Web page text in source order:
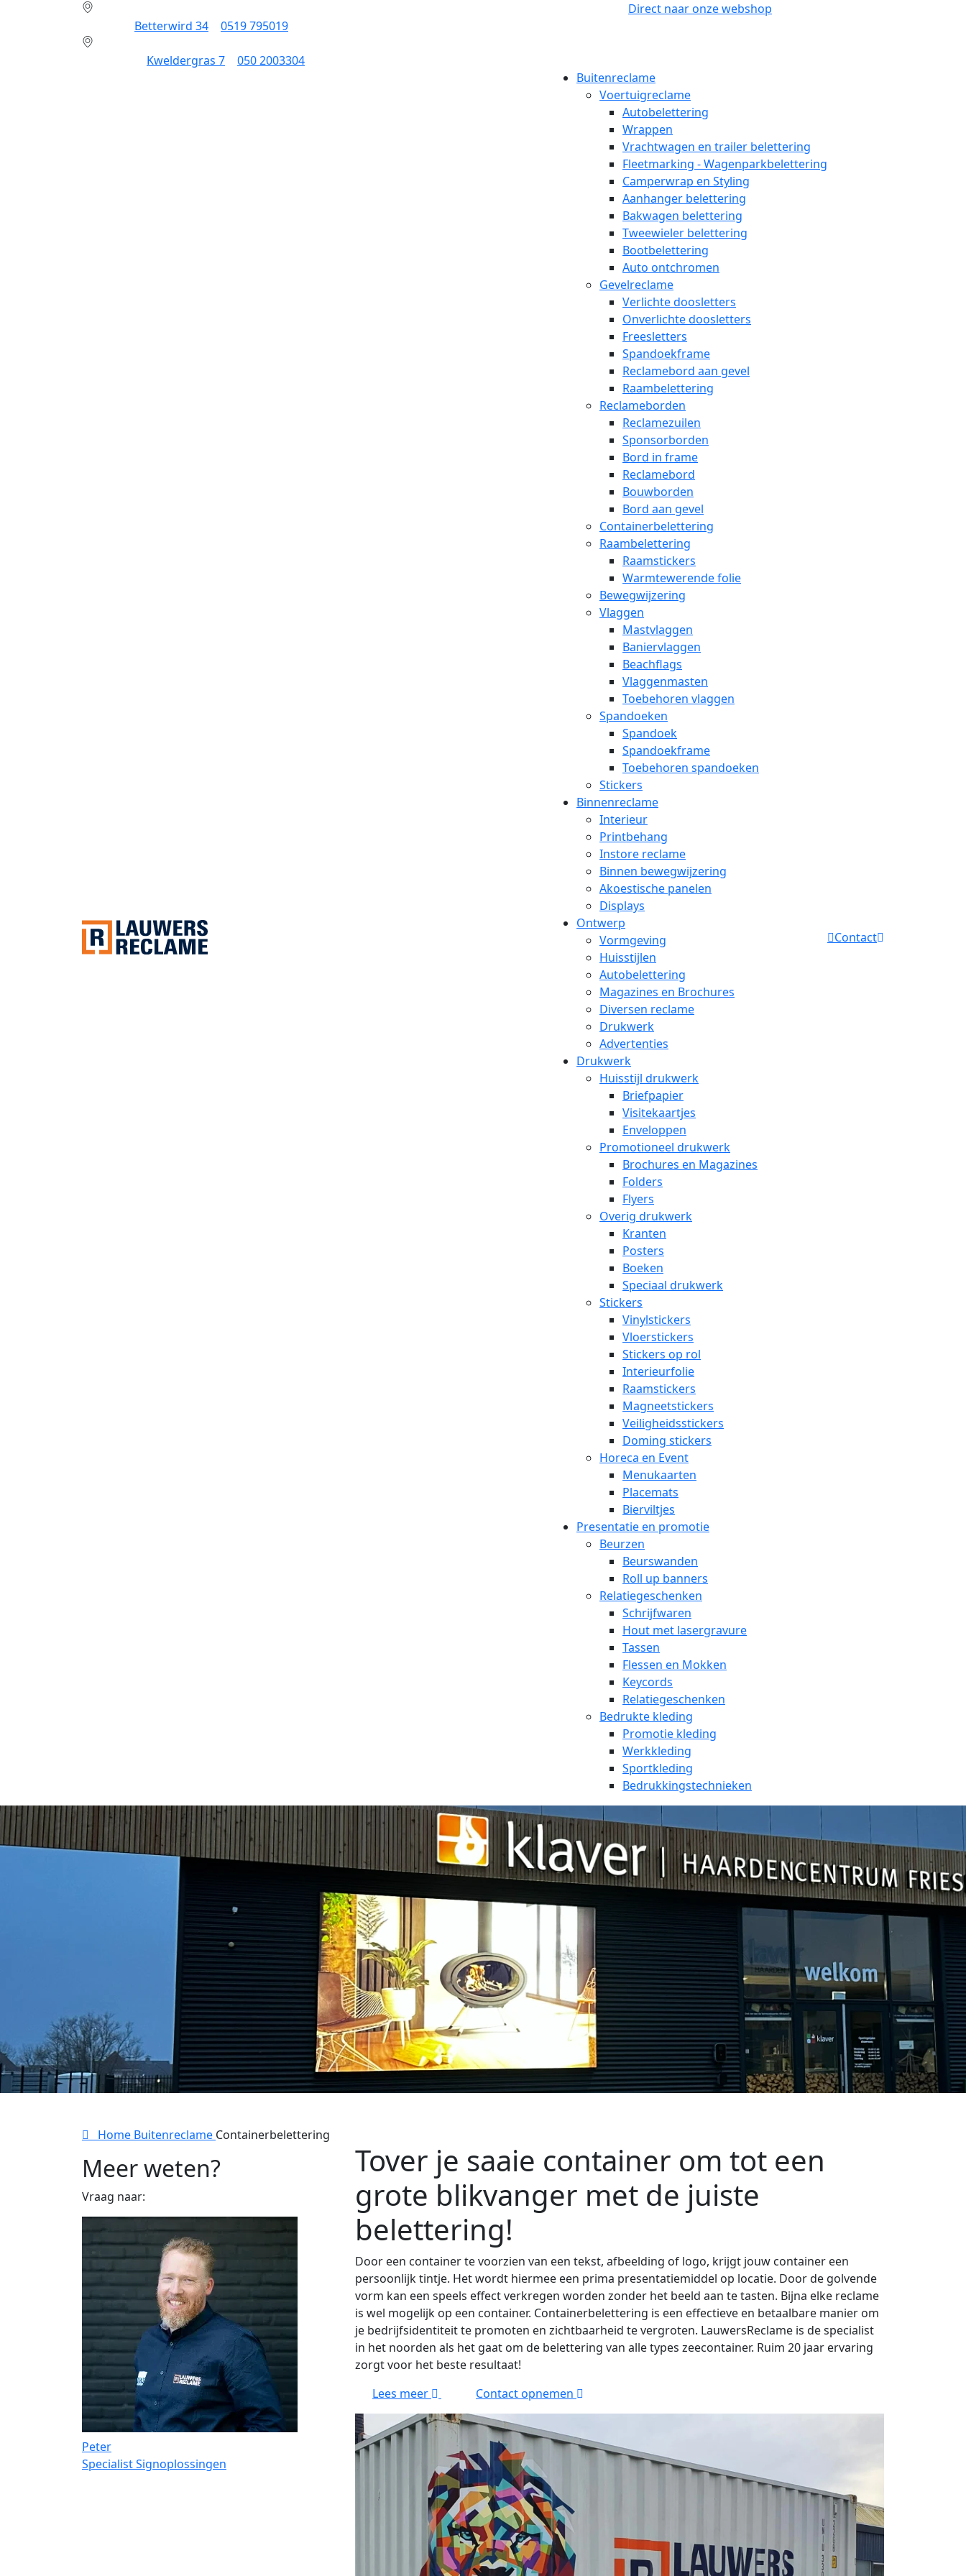
Betterwird 34 0519 795019
Kweldergras 7 050 2003304
Direct naar onze webshop
Buitenreclame
Voertuigreclame
Autobelettering
Wrappen
Vrachtwagen en trailer belettering
Fleetmarking - Wagenparkbelettering
Camperwrap en Styling
Aanhanger belettering
Bakwagen belettering
Tweewieler belettering
Bootbelettering
Auto ontchromen
Gevelreclame
Verlichte doosletters
Onverlichte doosletters
Freesletters
Spandoekframe
Reclamebord aan gevel
Raambelettering
Reclameborden
Reclamezuilen
Sponsorborden
Bord in frame
Reclamebord
Bouwborden
Bord aan gevel
Containerbelettering
Raambelettering
Raamstickers
Warmtewerende folie
Bewegwijzering
Vlaggen
Mastvlaggen
Baniervlaggen
Beachflags
Vlaggenmasten
Toebehoren vlaggen
Spandoeken
Spandoek
Spandoekframe
Toebehoren spandoeken
Stickers
Binnenreclame
Interieur
Printbehang
Instore reclame
Binnen bewegwijzering
Akoestische panelen
Displays
Ontwerp
Vormgeving
Huisstijlen
Autobelettering
Magazines en Brochures
Diversen reclame
Drukwerk
Advertenties
Drukwerk
Huisstijl drukwerk
Briefpapier
Visitekaartjes
Enveloppen
Promotioneel drukwerk
Brochures en Magazines
Folders
Flyers
Overig drukwerk
Kranten
Posters
Boeken
Speciaal drukwerk
Stickers
Vinylstickers
Vloerstickers
Stickers op rol
Interieurfolie
Raamstickers
Magneetstickers
Veiligheidsstickers
Doming stickers
Horeca en Event
Menukaarten
Placemats
Bierviltjes
Presentatie en promotie
Beurzen
Beurswanden
Roll up banners
Relatiegeschenken
Schrijfwaren
Hout met lasergravure
Tassen
Flessen en Mokken
Keycords
Relatiegeschenken
Bedrukte kleding
Promotie kleding
Werkkleding
Sportkleding
Bedrukkingstechnieken
Contact
Home Buitenreclame Containerbelettering
Meer weten?
Vraag naar:
Peter
Specialist Signoplossingen
Tover je saaie container om tot een
grote blikvanger met de juiste
belettering!
Door een container te voorzien van een tekst, afbeelding of logo, krijgt jouw container een
persoonlijk tintje. Het wordt hiermee een prima presentatiemiddel op locatie. Door de golvende
vorm kan een speels effect verkregen worden zonder het beeld aan te tasten. Bijna elke reclame
is wel mogelijk op een container. Containerbelettering is een effectieve en betaalbare manier om
je bedrijfsidentiteit te promoten en zichtbaarheid te vergroten. LauwersReclame is de specialist
in het noorden als het gaat om de belettering van alle types zeecontainer. Ruim 20 jaar ervaring
zorgt voor het beste resultaat!
Lees meer
Contact opnemen